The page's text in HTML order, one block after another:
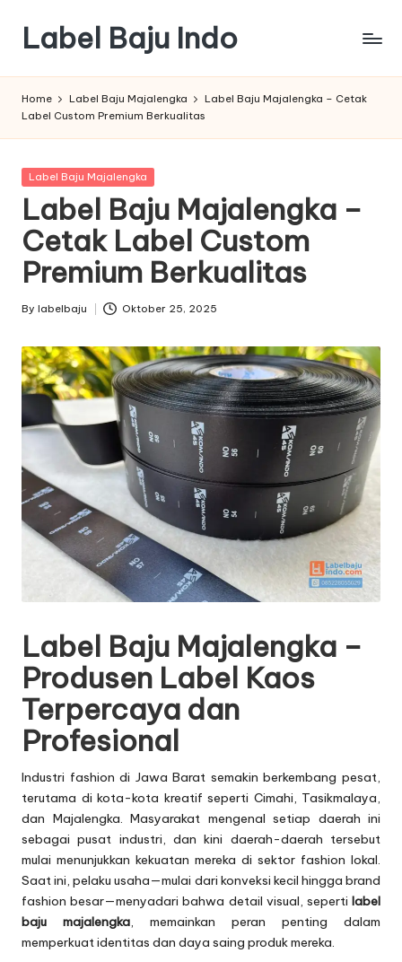
content
Label Baju Indo
Home Label Baju Majalengka
Label Baju Majalengka – Cetak
Label Custom Premium Berkualitas
Posted
Label Baju Majalengka
Label Baju Majalengka –
Cetak Label Custom
Premium Berkualitas
Posted
By labelbaju Oktober 25, 2025
Label Baju Majalengka –
Produsen Label Kaos
Terpercaya dan
Profesional
Industri fashion di Jawa Barat semakin berkembang pesat,
terutama di kota-kota kreatif seperti Cimahi, Tasikmalaya,
dan Majalengka. Masyarakat mengenal setiap daerah ini
sebagai pusat industri, dan kini daerah-daerah tersebut
mulai menunjukkan kekuatan mereka di sektor fashion lokal.
Saat ini, pelaku usaha—mulai dari konveksi kecil hingga brand
fashion besar—menyadari bahwa detail visual, seperti label
baju majalengka, memainkan peran penting dalam
memperkuat identitas dan daya saing produk mereka.